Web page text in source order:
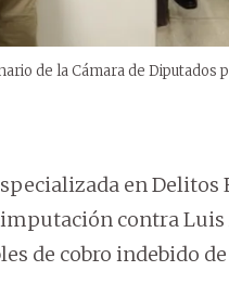
de la Cámara de
en
contra
de cobro indebido